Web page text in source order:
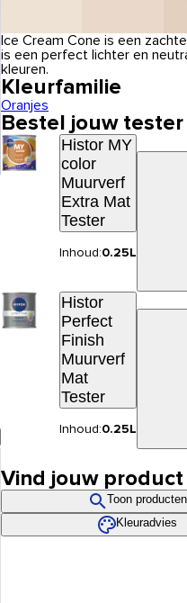
Ice Cream Cone is een
is een perfect lichter en
kleuren.
Kleurfamilie
Oranjes
Bestel jouw tester
Histor MY
color
Muurverf
Extra Mat
Tester
Inhoud:0.25L
Histor
Perfect
Finish
Muurverf
Mat
Tester
Inhoud:0.25L
Vind jouw
Toon producten
Kleuradvies